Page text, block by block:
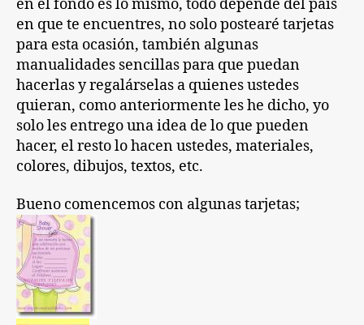
en el fondo es lo mismo, todo depende del país
en que te encuentres, no solo postearé tarjetas
para esta ocasión, también algunas
manualidades sencillas para que puedan
hacerlas y regalárselas a quienes ustedes
quieran, como anteriormente les he dicho, yo
solo les entrego una idea de lo que pueden
hacer, el resto lo hacen ustedes, materiales,
colores, dibujos, textos, etc.
Bueno comencemos con algunas tarjetas;